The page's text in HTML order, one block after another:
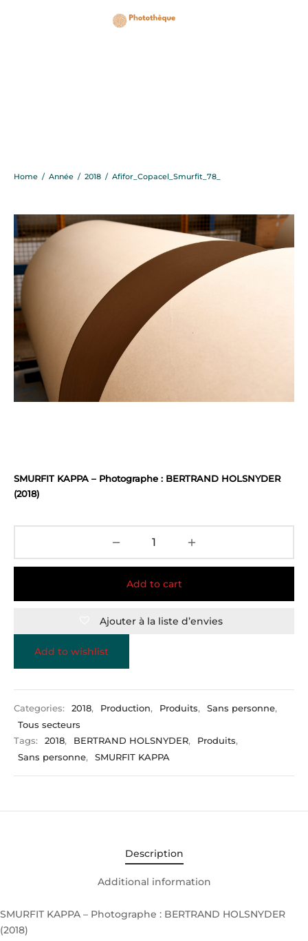
Home / Année / 2018 / Afifor_Copacel_Smurfit_78_
SMURFIT KAPPA – Photographe : BERTRAND HOLSNYDER
(2018)
Add to cart
Ajouter à la liste d’envies
Add to wishlist
Categories: 2018, Production, Produits, Sans personne,
Tous secteurs
Tags:
2018, BERTRAND HOLSNYDER, Produits,
Sans personne, SMURFIT KAPPA
Description
Additional information
SMURFIT KAPPA – Photographe : BERTRAND HOLSNYDER
(2018)